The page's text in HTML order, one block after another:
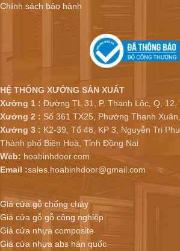
Chính sách bảo hành
HỆ THỐNG XƯỞNG SẢN XUẤT
Xưởng 1 : Đường TL 31, P. Thạnh Lộc, Q. 12,
Xưởng 2 : Số 361 TX25, Phường Thạnh
Xưởng 3 : K2-39, Tổ 48, KP 3, Nguyễn Tri
Thành phố Biên Hoà, Tỉnh Đồng Nai
Web: hoabinhdoor.com
Email :sales.hoabinhdoor@gmail.com
Giá cửa gỗ chống cháy
Giá cửa gỗ gỗ công nghiệp
Giá cửa nhựa composite
Giá cửa nhựa abs hàn quốc